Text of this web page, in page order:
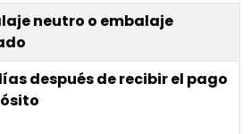
neutro o embalaje
después de recibir el pago